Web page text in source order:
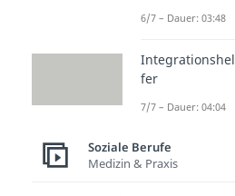
6/7 – Dauer: 03:48
Integrationshel
fer
7/7 – Dauer: 04:04
Soziale Berufe
Medizin & Praxis